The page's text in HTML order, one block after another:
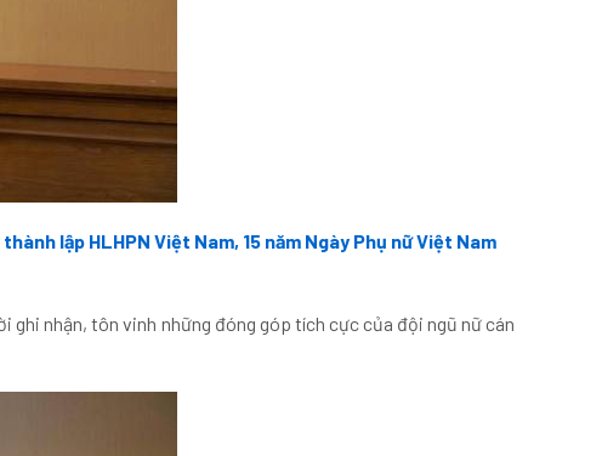
lập HLHPN Việt Nam, 15 năm Ngày Phụ nữ Việt Nam
nhận, tôn vinh những đóng góp tích cực của đội ngũ nữ cán